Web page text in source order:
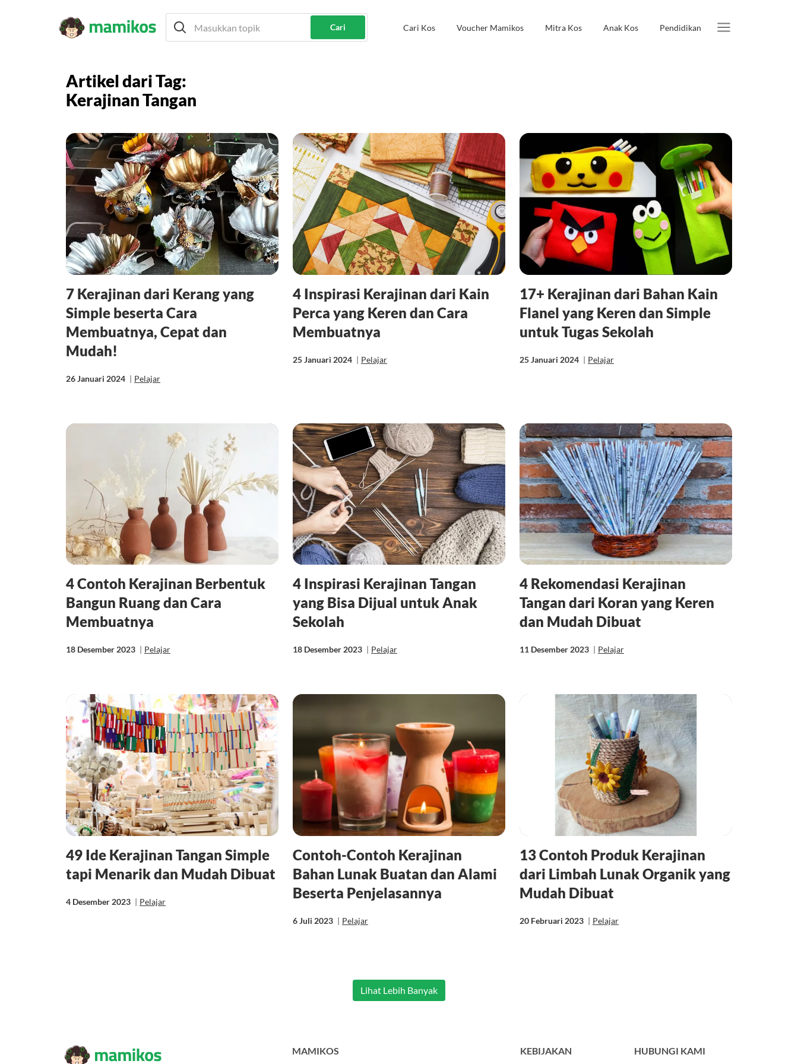
Cari Cari Kos Voucher Mamikos Mitra Kos Anak Kos Pendidikan
Artikel dari Tag:
Kerajinan Tangan
7 Kerajinan dari Kerang yang
Simple beserta Cara
Membuatnya, Cepat dan
Mudah!
26 Januari 2024 | Pelajar
4 Inspirasi Kerajinan dari Kain
Perca yang Keren dan Cara
Membuatnya
25 Januari 2024 | Pelajar
17+ Kerajinan dari Bahan Kain
Flanel yang Keren dan Simple
untuk Tugas Sekolah
25 Januari 2024 | Pelajar
4 Contoh Kerajinan Berbentuk
Bangun Ruang dan Cara
Membuatnya
18 Desember 2023 | Pelajar
4 Inspirasi Kerajinan Tangan
yang Bisa Dijual untuk Anak
Sekolah
18 Desember 2023 | Pelajar
4 Rekomendasi Kerajinan
Tangan dari Koran yang Keren
dan Mudah Dibuat
11 Desember 2023 | Pelajar
49 Ide Kerajinan Tangan Simple
tapi Menarik dan Mudah Dibuat
4 Desember 2023 | Pelajar
Contoh-Contoh Kerajinan
Bahan Lunak Buatan dan Alami
Beserta Penjelasannya
6 Juli 2023 | Pelajar
13 Contoh Produk Kerajinan
dari Limbah Lunak Organik yang
Mudah Dibuat
20 Februari 2023 | Pelajar
Lihat Lebih Banyak
MAMIKOS KEBIJAKAN HUBUNGI KAMI